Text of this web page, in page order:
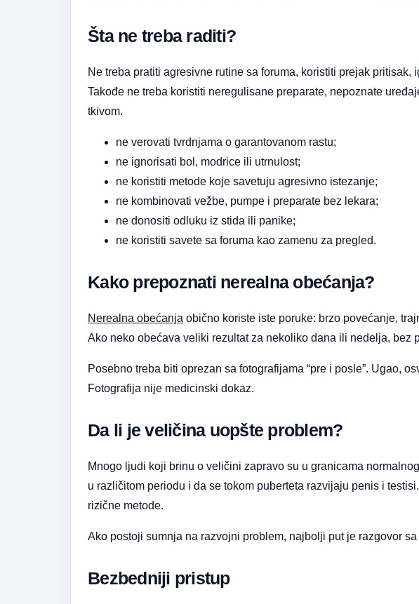
Šta ne treba raditi?
Ne treba pratiti agresivne rutine sa foruma, koristiti prejak
Takođe ne treba koristiti neregulisane preparate, nepoznate
tkivom.
ne verovati tvrdnjama o garantovanom rastu;
ne ignorisati bol, modrice ili utrnulost;
ne koristiti metode koje savetuju agresivno istezanje;
ne kombinovati vežbe, pumpe i preparate bez lekara;
ne donositi odluku iz stida ili panike;
ne koristiti savete sa foruma kao zamenu za pregled.
Kako prepoznati nerealna obećanja?
Nerealna obećanja obično koriste iste poruke: brzo povećanje,
Ako neko obećava veliki rezultat za nekoliko dana ili nedelja,
Posebno treba biti oprezan sa fotografijama “pre i posle”. Ugao,
Fotografija nije medicinski dokaz.
Da li je veličina uopšte problem?
Mnogo ljudi koji brinu o veličini zapravo su u granicama
u različitom periodu i da se tokom puberteta razvijaju penis i
rizične metode.
Ako postoji sumnja na razvojni problem, najbolji put je razgovor
Bezbedniji pristup